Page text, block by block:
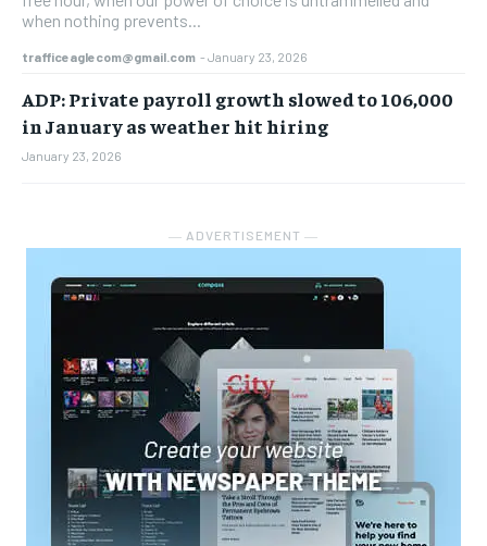
when nothing prevents...
trafficeaglecom@gmail.com - January 23, 2026
ADP: Private payroll growth slowed to 106,000
in January as weather hit hiring
January 23, 2026
― ADVERTISEMENT ―